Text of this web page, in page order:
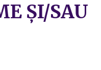
ŞI/SAU